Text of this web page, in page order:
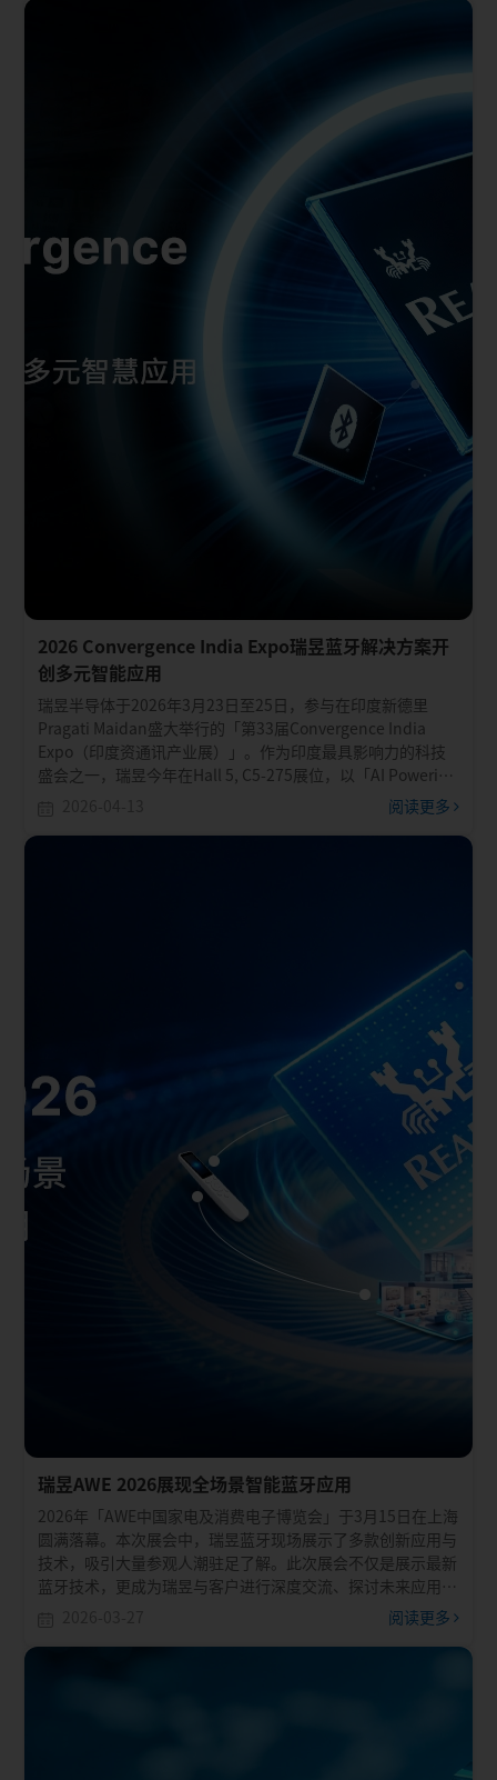
2026 Convergence India Expo瑞昱蓝牙解决方案开
创多元智能应用
瑞昱半导体于2026年3月23日至25日，参与在印度新德里
Pragati Maidan盛大举行的「第33届Convergence India
Expo（印度资通讯产业展）」。作为印度最具影响力的科技
盛会之一，瑞昱今年在Hall 5, C5-275展位，以「AI Powering
the future」为主题，向印度及全球厂商展示了全方位且具备
阅读更多
瑞昱AWE 2026展现全场景智能蓝牙应用
2026年「AWE中国家电及消费电子博览会」于3月15日在上海
圆满落幕。本次展会中，瑞昱蓝牙现场展示了多款创新应用与
技术，吸引大量参观人潮驻足了解。此次展会不仅是展示最新
蓝牙技术，更成为瑞昱与客户进行深度交流、探讨未来应用落
阅读更多